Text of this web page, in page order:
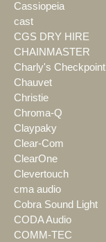
Cassiopeia
cast
CGS DRY HIRE
CHAINMASTER
Charly's Checkpoint
Chauvet
Christie
Chroma-Q
Claypaky
Clear-Com
ClearOne
Clevertouch
cma audio
Cobra Sound Light
CODA Audio
COMM-TEC